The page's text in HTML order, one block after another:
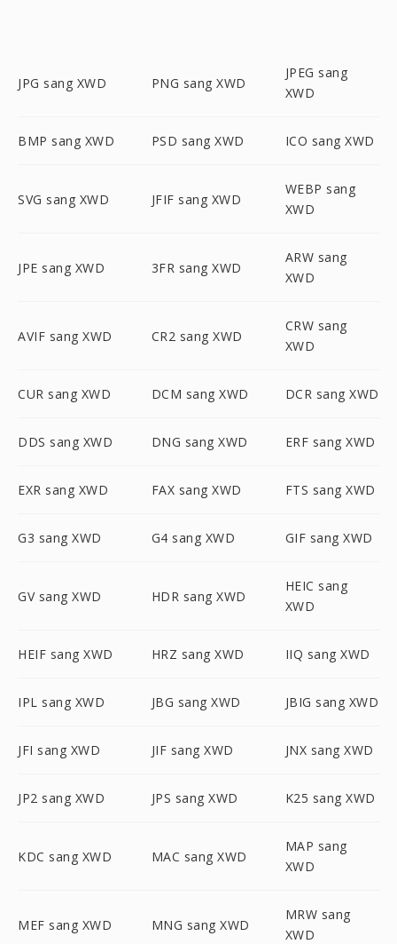
JPG sang XWD PNG sang XWD
JPEG sang
XWD
BMP sang XWD PSD sang XWD ICO sang XWD
SVG sang XWD JFIF sang XWD
WEBP sang
XWD
JPE sang XWD 3FR sang XWD
ARW sang
XWD
AVIF sang XWD CR2 sang XWD
CRW sang
XWD
CUR sang XWD DCM sang XWD DCR sang XWD
DDS sang XWD DNG sang XWD ERF sang XWD
EXR sang XWD FAX sang XWD FTS sang XWD
G3 sang XWD G4 sang XWD GIF sang XWD
GV sang XWD HDR sang XWD
HEIC sang
XWD
HEIF sang XWD HRZ sang XWD IIQ sang XWD
IPL sang XWD JBG sang XWD JBIG sang XWD
JFI sang XWD JIF sang XWD JNX sang XWD
JP2 sang XWD JPS sang XWD K25 sang XWD
KDC sang XWD MAC sang XWD
MAP sang
XWD
MEF sang XWD MNG sang XWD
MRW sang
XWD